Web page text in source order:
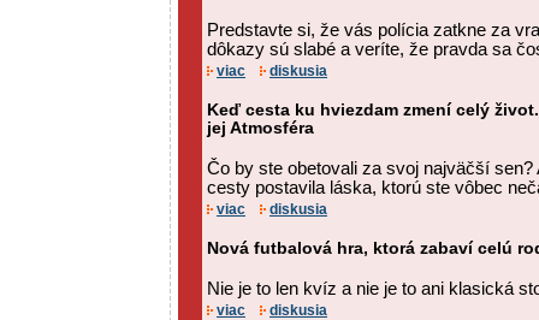
Predstavte si, že vás polícia zatkne za
dôkazy sú slabé a veríte, že pravda sa
viac diskusia
Keď cesta ku hviezdam zmení celý
jej Atmosféra
Čo by ste obetovali za svoj najväčší
cesty postavila láska, ktorú ste vôbec
viac diskusia
Nová futbalová hra, ktorá zabaví celú
Nie je to len kvíz a nie je to ani klasická
viac diskusia